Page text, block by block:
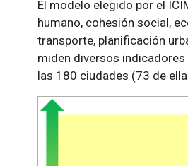
El modelo elegido por el
humano, cohesión social,
transporte, planificación
miden diversos
las 180 ciudades (73 de